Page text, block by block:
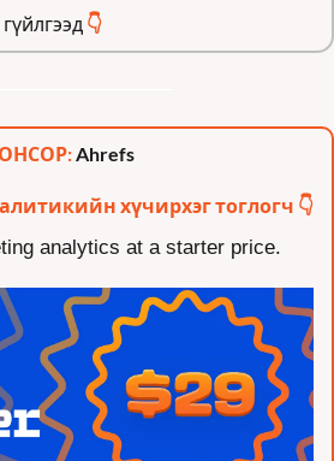
👇
Ahrefs
хүчирхэг тоглогч 👇
analytics at a starter price.